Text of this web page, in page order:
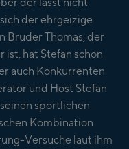
der ehrgeizige
Bruder Thomas, der
hat Stefan schon
auch Konkurrenten
und Host Stefan
sportlichen
Kombination
Versuche laut ihm